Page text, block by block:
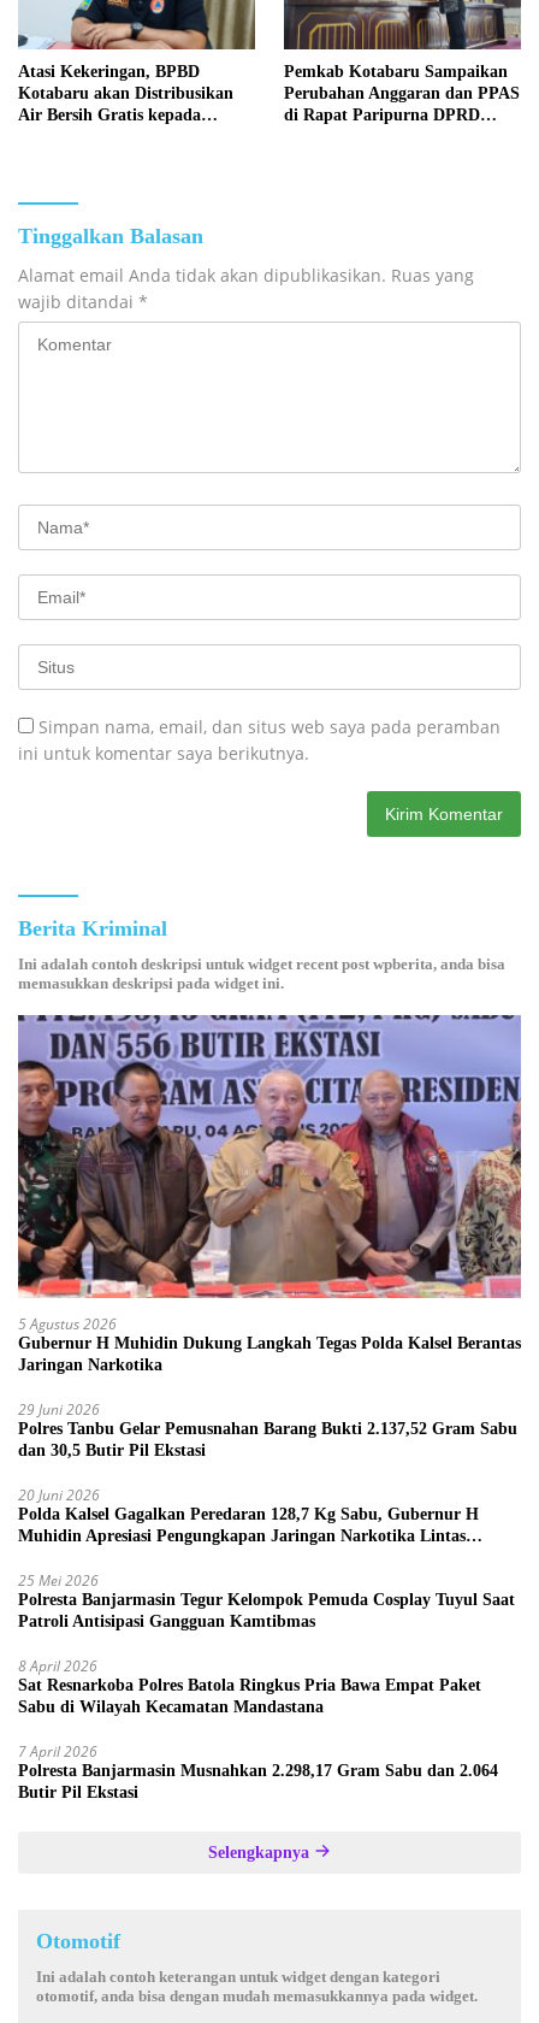
Atasi Kekeringan, BPBD
Kotabaru akan Distribusikan
Air Bersih Gratis kepada
Pemkab Kotabaru Sampaikan
Perubahan Anggaran dan PPAS
di Rapat Paripurna DPRD
Tinggalkan Balasan
Alamat email Anda tidak akan dipublikasikan. Ruas yang
wajib ditandai *
Simpan nama, email, dan situs web saya pada peramban
ini untuk komentar saya berikutnya.
Berita Kriminal
Ini adalah contoh deskripsi untuk widget recent post wpberita, anda bisa
memasukkan deskripsi pada widget ini.
5 Agustus 2026
Gubernur H Muhidin Dukung Langkah Tegas Polda Kalsel Berantas
Jaringan Narkotika
29 Juni 2026
Polres Tanbu Gelar Pemusnahan Barang Bukti 2.137,52 Gram Sabu
dan 30,5 Butir Pil Ekstasi
20 Juni 2026
Polda Kalsel Gagalkan Peredaran 128,7 Kg Sabu, Gubernur H
Muhidin Apresiasi Pengungkapan Jaringan Narkotika Lintas
25 Mei 2026
Polresta Banjarmasin Tegur Kelompok Pemuda Cosplay Tuyul Saat
Patroli Antisipasi Gangguan Kamtibmas
8 April 2026
Sat Resnarkoba Polres Batola Ringkus Pria Bawa Empat Paket
Sabu di Wilayah Kecamatan Mandastana
7 April 2026
Polresta Banjarmasin Musnahkan 2.298,17 Gram Sabu dan 2.064
Butir Pil Ekstasi
Selengkapnya
Otomotif
Ini adalah contoh keterangan untuk widget dengan kategori
otomotif, anda bisa dengan mudah memasukkannya pada widget.